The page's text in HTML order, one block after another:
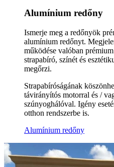
Alumínium redőny
Ismerje meg a redőnyök
alumínium redőnyt.
működése valóban
strapabíró, színét és
megőrzi.
Strapabíróságának
távirányítós motorral és /
szúnyoghálóval. Igény
otthon rendszerbe is.
Alumínium redőny